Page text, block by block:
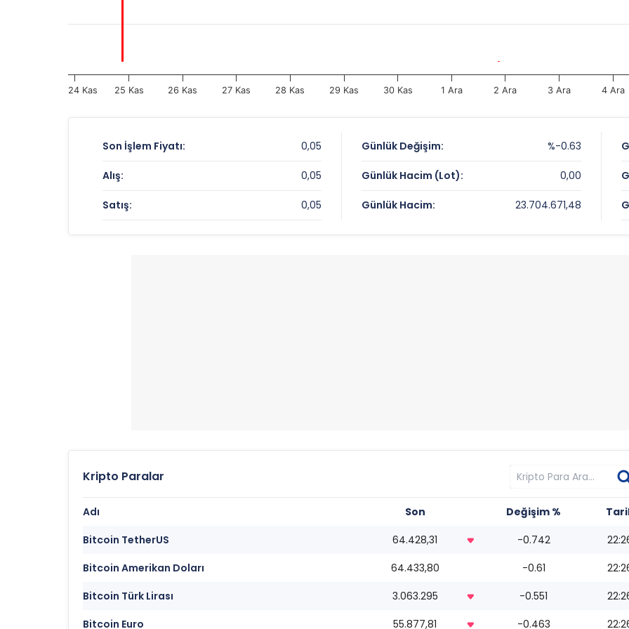
24 Kas 25 Kas 26 Kas 27 Kas 28 Kas 29 Kas 30 Kas 1 Ara 2 Ara 3 Ara 4 Ara
Son İşlem Fiyatı: 0,05
Alış: 0,05
Satış: 0,05
Günlük Değişim: %-0.63
Günlük Hacim (Lot): 0,00
Günlük Hacim: 23.704.671,48
Kripto Paralar
Adı Son Değişim %
Bitcoin TetherUS
64.428,31 -0.742
Bitcoin Amerikan Doları
64.433,80 -0.61
Bitcoin Türk Lirası
3.063.295 -0.551
Bitcoin Euro
55.877,81 -0.463